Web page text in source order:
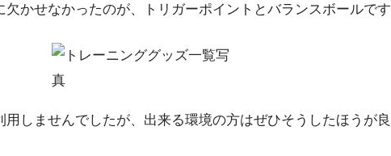
かせなかったのが、トリガーポイントとバランスボールです
用しませんでしたが、出来る環境の方はぜひそうしたほうが